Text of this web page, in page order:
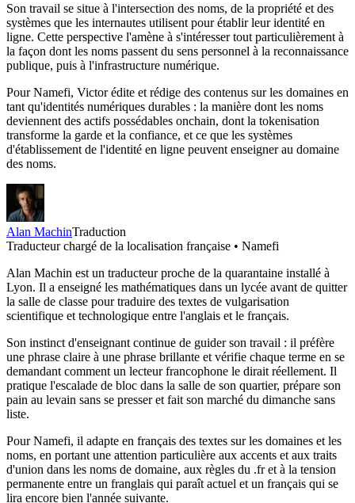
Son travail se situe à l'intersection des noms, de la propriété et des
systèmes que les internautes utilisent pour établir leur identité en
ligne. Cette perspective l'amène à s'intéresser tout particulièrement à
la façon dont les noms passent du sens personnel à la reconnaissance
publique, puis à l'infrastructure numérique.
Pour Namefi, Victor édite et rédige des contenus sur les domaines en
tant qu'identités numériques durables : la manière dont les noms
deviennent des actifs possédables onchain, dont la tokenisation
transforme la garde et la confiance, et ce que les systèmes
d'établissement de l'identité en ligne peuvent enseigner au domaine
des noms.
Alan MachinTraduction
Traducteur chargé de la localisation française • Namefi
Alan Machin est un traducteur proche de la quarantaine installé à
Lyon. Il a enseigné les mathématiques dans un lycée avant de quitter
la salle de classe pour traduire des textes de vulgarisation
scientifique et technologique entre l'anglais et le français.
Son instinct d'enseignant continue de guider son travail : il préfère
une phrase claire à une phrase brillante et vérifie chaque terme en se
demandant comment un lecteur francophone le dirait réellement. Il
pratique l'escalade de bloc dans la salle de son quartier, prépare son
pain au levain sans se presser et fait son marché du dimanche sans
liste.
Pour Namefi, il adapte en français des textes sur les domaines et les
noms, en portant une attention particulière aux accents et aux traits
d'union dans les noms de domaine, aux règles du .fr et à la tension
permanente entre un franglais qui paraît actuel et un français qui se
lira encore bien l'année suivante.